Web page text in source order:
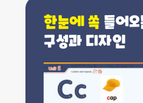
한눈에 쏙 들어
구성과 디자인